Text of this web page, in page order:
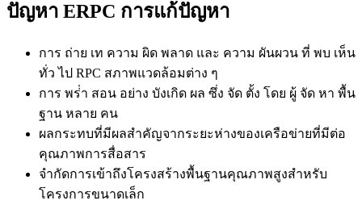
ปัญหา ERPC การแก้ปัญหา
การ ถ่าย เท ความ ผิด พลาด และ ความ ผันผวน ที่ พบ เห็น
ทั่ว ไป RPC สภาพแวดล้อมต่าง ๆ
การ พร่ํา สอน อย่าง บังเกิด ผล ซึ่ง จัด ตั้ง โดย ผู้ จัด หา พื้น
ฐาน หลาย คน
ผลกระทบที่มีผลสําคัญจากระยะห่างของเครือข่ายที่มีต่อ
คุณภาพการสื่อสาร
จํากัดการเข้าถึงโครงสร้างพื้นฐานคุณภาพสูงสําหรับ
โครงการขนาดเล็ก